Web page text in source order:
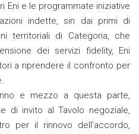
Eni e le programmate iniziative
indette, sin dai primi di
territoriali di Categoria, che
dei servizi fidelity, Eni
a riprendere il confronto per
e mezzo a questa parte,
di invito al Tavolo negoziale,
per il rinnovo dell’accordo,